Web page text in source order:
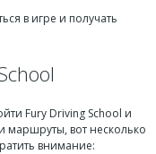
в игре и получать
Fury Driving School и
маршруты, вот несколько
внимание: